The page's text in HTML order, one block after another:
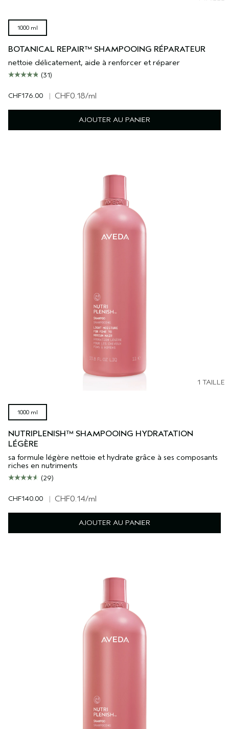
1000 ml
BOTANICAL REPAIR™ SHAMPOOING RÉPARATEUR
nettoie délicatement, aide à renforcer et réparer
(31)
CHF176.00 | CHF0.18/ml
AJOUTER AU PANIER
1 TAILLE
1000 ml
NUTRIPLENISH™ SHAMPOOING HYDRATATION
LÉGÈRE
sa formule légère nettoie et hydrate grâce à ses composants
riches en nutriments
(29)
CHF140.00 | CHF0.14/ml
AJOUTER AU PANIER